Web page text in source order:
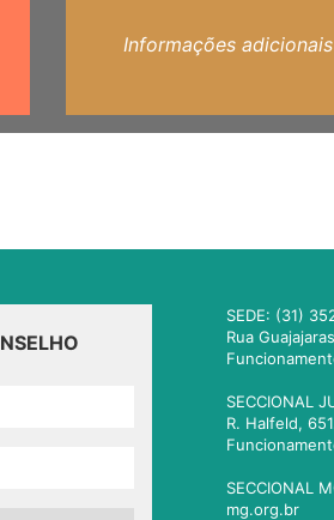
Informações adicionais
SEDE: (31)
Rua
SECCIONAL
R. Halfeld,
SECCIONAL
mg.org.br